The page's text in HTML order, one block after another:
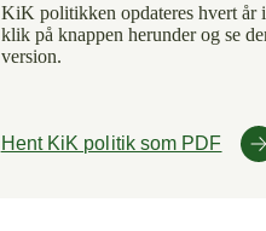
KiK politikken opdateres hvert år
klik på knappen herunder og se
version.
Hent KiK politik som PDF